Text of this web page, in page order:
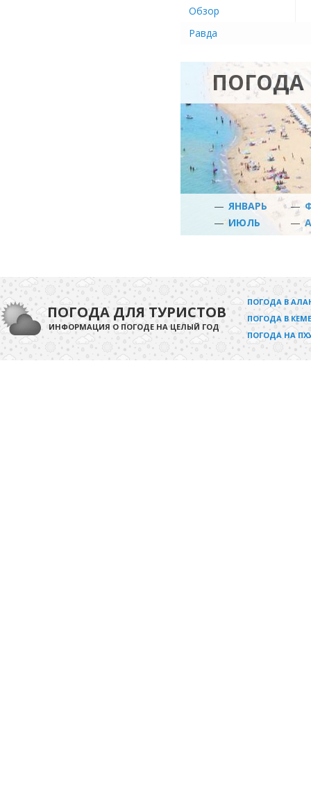
Обзор
Равда
ПОГОДА
— ЯНВАРЬ —
— ИЮЛЬ —
ПОГОДА ДЛЯ ТУРИСТОВ
ИНФОРМАЦИЯ О ПОГОДЕ НА ЦЕЛЫЙ ГОД
ПОГОДА В
ПОГОДА В
ПОГОДА НА